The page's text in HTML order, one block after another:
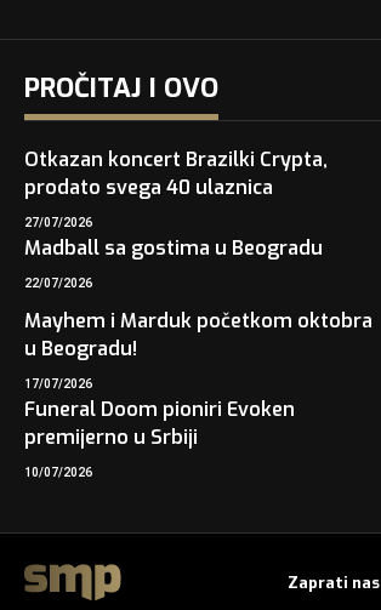
PROČITAJ I OVO
Otkazan koncert Brazilki Crypta,
prodato svega 40 ulaznica
27/07/2026
Madball sa gostima u Beogradu
22/07/2026
Mayhem i Marduk početkom oktobra
u Beogradu!
17/07/2026
Funeral Doom pioniri Evoken
premijerno u Srbiji
10/07/2026
Zaprati nas